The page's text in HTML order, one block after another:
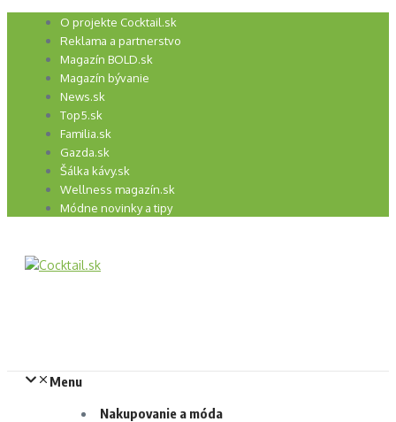
Preskočiť
O projekte Cocktail.sk
Reklama a partnerstvo
Magazín BOLD.sk
Magazín bývanie
News.sk
Top5.sk
Familia.sk
Gazda.sk
Šálka kávy.sk
Wellness magazín.sk
Módne novinky a tipy
Menu
Nakupovanie a móda